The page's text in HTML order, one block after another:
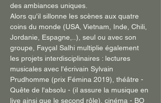
des ambiances uniques.
Alors qu'il sillonne les scènes aux quatre
coins du monde (USA, Vietnam, Inde, Chili,
Jordanie, Espagne,..), seul ou avec son
groupe, Fayçal Salhi multiplie également
les projets interdisciplinaires : lectures
musicales avec l'écrivain Sylvain
Prudhomme (prix Fémina 2019), théâtre -
Quête de l'absolu - (il assure la musique en
live ainsi que le second rôle), cinéma - BO